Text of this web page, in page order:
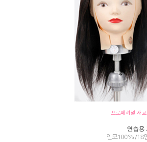
프로페셔널 재
연습용
인모100%/18